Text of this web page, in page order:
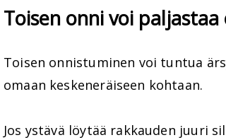
Toisen onni voi
Toisen onnistuminen voi tuntua
omaan keskeneräiseen kohtaan.
Jos ystävä löytää rakkauden juuri